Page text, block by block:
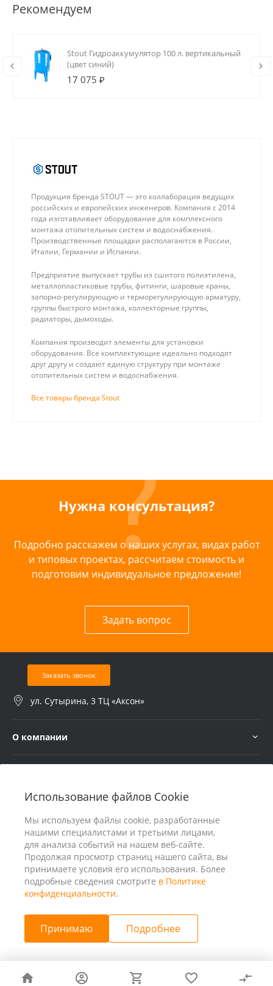
Использование файлов Cookie
Мы используем файлы cookie, разработанные
нашими специалистами и третьими лицами,
для анализа событий на нашем веб-сайте.
Продолжая просмотр страниц нашего сайта, вы
принимаете условия его использования. Более
подробные сведения смотрите в Политике
конфиденциальности.
Принимаю Подробнее
Рекомендуем
Stout Гидроаккумулятор 100 л. вертикальный
(цвет синий)
17 075 ₽
Продукция бренда STOUT — это коллаборация ведущих
российских и европейских инженеров. Компания с 2014
года изготавливает оборудование для комплексного
монтажа отопительных систем и водоснабжения.
Производственные площадки располагаются в России,
Италии, Германии и Испании.
Предприятие выпускает трубы из сшитого полиэтилена,
металлопластиковые трубы, фитинги, шаровые краны,
запорно-регулирующую и терморегулирующую арматуру,
группы быстрого монтажа, коллекторные группы,
радиаторы, дымоходы.
Компания производит элементы для установки
оборудования. Все комплектующие идеально подходят
друг другу и создают единую структуру при монтаже
отопительных систем и водоснабжения.
Все товары бренда Stout
Нужна консультация?
Подробно расскажем о наших услугах, видах работ
и типовых проектах, рассчитаем стоимость и
подготовим индивидуальное предложение!
Задать вопрос
Заказать звонок
ул. Сутырина, 3 ТЦ «Аксон»
О компании
© 2026 ООО «25 Киловатт» ИНН 4401188290, Все права
защищены